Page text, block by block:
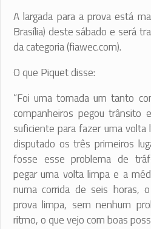
A largada para a prova está
Brasília) deste sábado e será
da categoria (fiawec.com).
O que Piquet disse:
“Foi uma tomada um tanto
companheiros pegou trânsito
suficiente para fazer uma volta
disputado os três primeiros
fosse esse problema de
pegar uma volta limpa e a
numa corrida de seis horas,
prova limpa, sem nenhum
ritmo, o que vejo com boas